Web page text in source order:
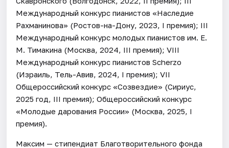
Международный конкурс пианистов «Наследие
Рахманинова» (Ростов-на-Дону, 2023, I премия); III
Международный конкурс молодых пианистов им. Е.
М. Тимакина (Москва, 2024, III премия); VIII
Международный конкурс пианистов Scherzo
(Израиль, Тель-Авив, 2024, I премия); VII
Общероссийский конкурс «Созвездие» (Сириус,
2025 год, III премия); Общероссийский конкурс
«Молодые дарования России» (Москва, 2025, I
премия).
Максим — стипендиат Благотворительного фонда